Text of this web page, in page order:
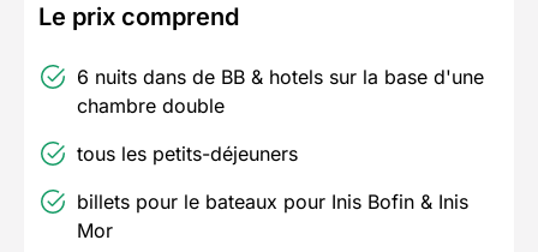
Le prix comprend
6 nuits dans de BB & hotels sur la base d'une
chambre double
tous les petits-déjeuners
billets pour le bateaux pour Inis Bofin & Inis
Mor